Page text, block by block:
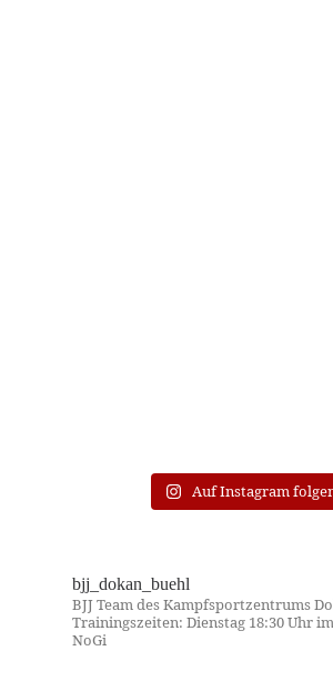
Auf Instagram
bjj_dokan_buehl
BJJ Team des Kampfsportzentrums
Trainingszeiten: Dienstag 18:30 Uhr
NoGi